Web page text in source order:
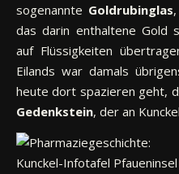
sogenannte Goldrubinglas
das darin enthaltene Gold
auf Flüssigkeiten
Eilands war damals
heute dort spazieren geht,
Gedenkstein, der an